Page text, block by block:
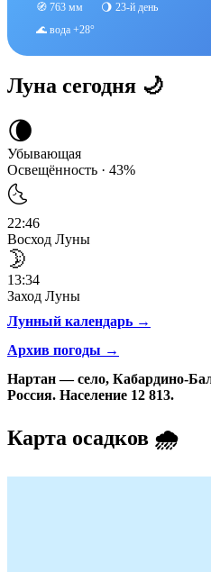
🧭 763 мм
🌖 23-й день
🌊 вода +28°
Луна сегодня 🌙
🌘
Убывающая
Освещённость · 43%
🌜
22:46
Восход Луны
🌛
13:34
Заход Луны
Лунный календарь →
Архив погоды →
Нартан — село, Кабардино-
Россия. Население 12 813.
Карта осадков 🌧️